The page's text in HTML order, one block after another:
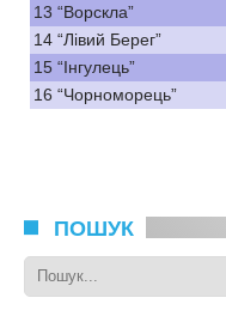
13 “Ворскла”
14 “Лівий Берег”
15 “Інгулець”
16 “Чорноморець”
ПОШУК